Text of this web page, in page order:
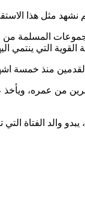
التي وقعت بين الهندوس والمسلمين لدى
القوية التي
منذ خمسة
من عمره،
يبدو والد